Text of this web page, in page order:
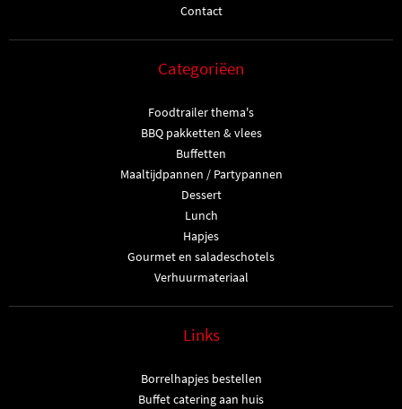
Contact
Categoriëen
Foodtrailer thema's
BBQ pakketten & vlees
Buffetten
Maaltijdpannen / Partypannen
Dessert
Lunch
Hapjes
Gourmet en saladeschotels
Verhuurmateriaal
Links
Borrelhapjes bestellen
Buffet catering aan huis